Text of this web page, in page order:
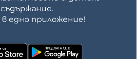
съдържание.
в едно приложение!